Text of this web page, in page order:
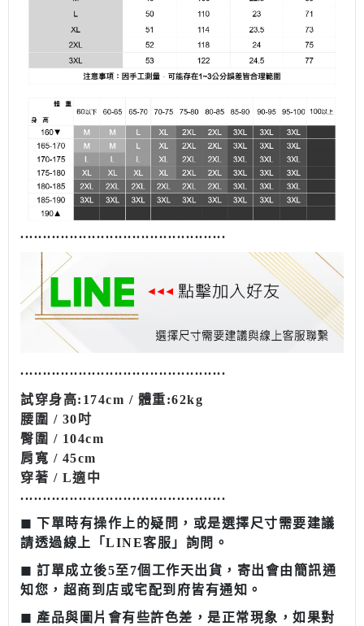
..............................................
..............................................
試穿身高:174cm / 體重:62kg
腰圍 / 30吋
臀圍 / 104cm
肩寬 / 45cm
穿著 / L適中
..............................................
◼︎ 下單時有操作上的疑問，或是選擇尺寸需要建議
請透過線上「LINE客服」詢問。
◼︎ 訂單成立後5至7個工作天出貨，寄出會由簡訊通
知您，超商到店或宅配到府皆有通知。
◼︎ 產品與圖片會有些許色差，是正常現象，如果對